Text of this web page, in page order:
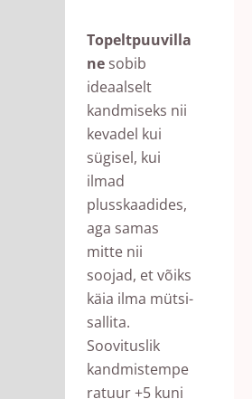
Topeltpuuvilla
ne sobib
ideaalselt
kandmiseks nii
kevadel kui
sügisel, kui
ilmad
plusskaadides,
aga samas
mitte nii
soojad, et võiks
käia ilma mütsi-
sallita.
Soovituslik
kandmistempe
ratuur +5 kuni